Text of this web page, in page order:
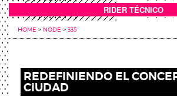
RIDER TÉCNICO
HOME > NODE > 335
REDEFINIENDO EL
CIUDAD